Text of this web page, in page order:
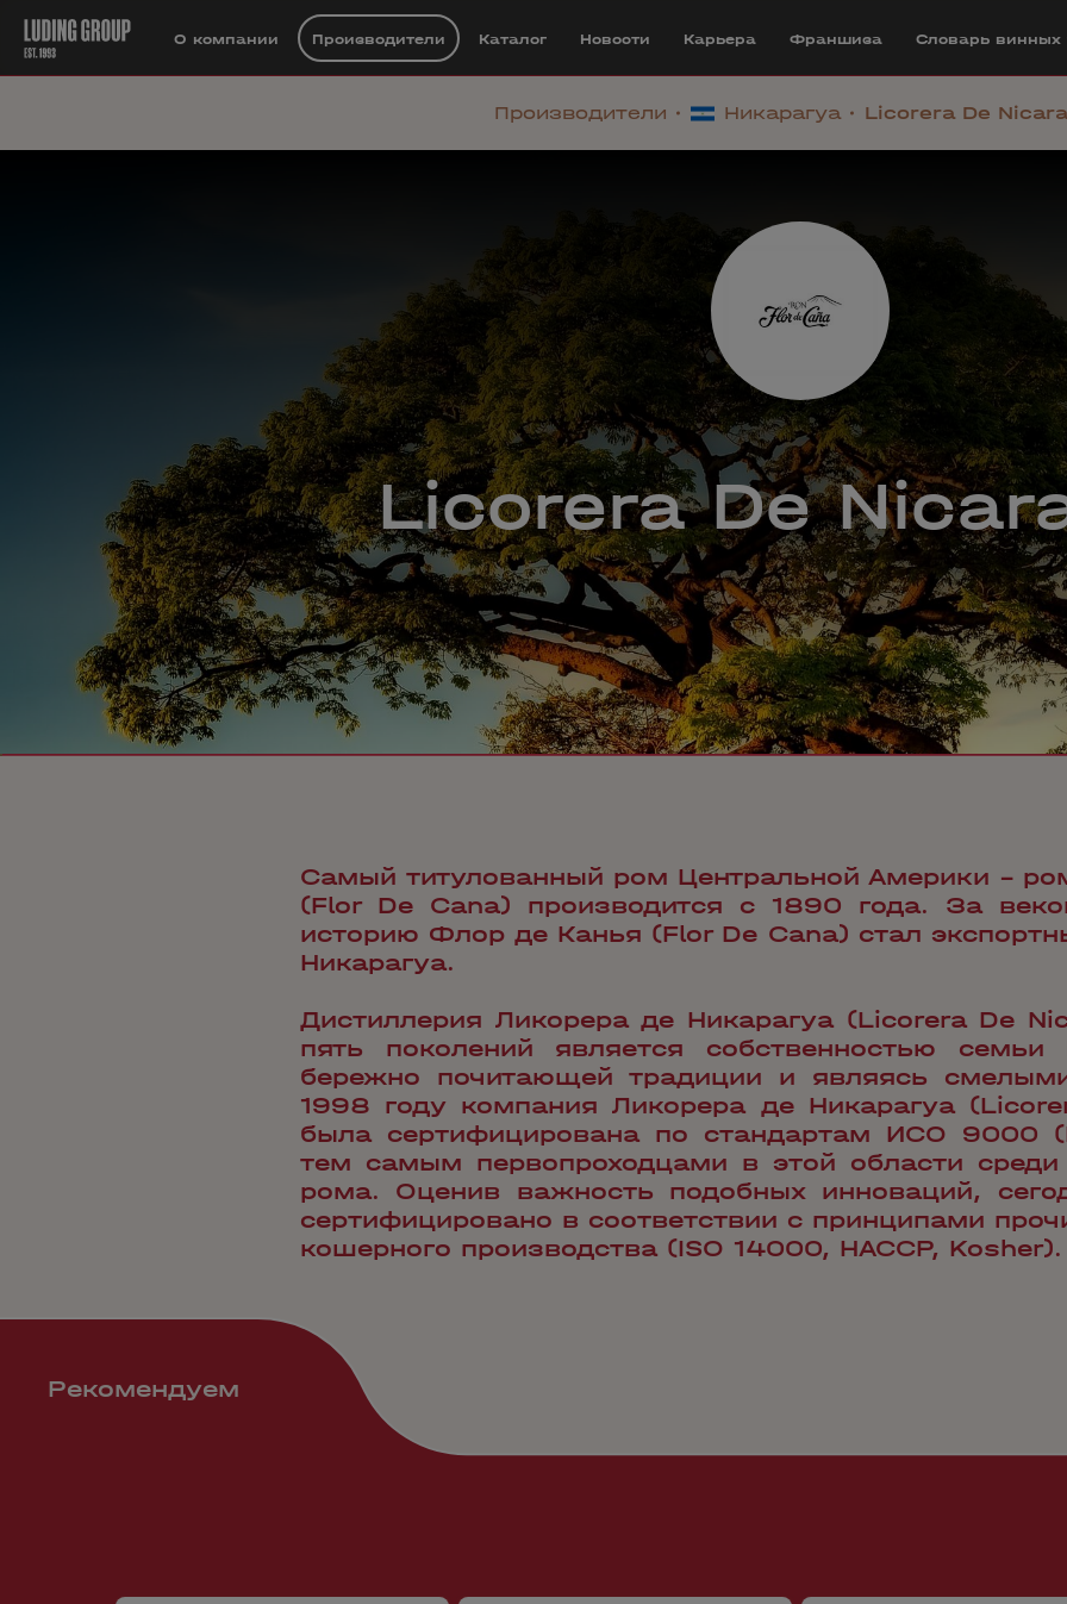
О компании Производители Каталог Новости Карьера Франшиза Cловарь винных
Производители Никарагуа Licorera De
Licorera De
Самый титулованный ром Центральной Америки –
(Flor De Cana) производится с 1890 года. За
историю Флор де Канья (Flor De Cana) стал
Никарагуа.
Дистиллерия Ликорера де Никарагуа (Licorera De
пять поколений является собственностью семьи
бережно почитающей традиции и являясь
1998 году компания Ликорера де Никарагуа
была сертифицирована по стандартам ИСО 9000
тем самым первопроходцами в этой области среди
рома. Оценив важность подобных инноваций,
сертифицировано в соответствии с принципами
кошерного производства (ISO 14000, HACCP, Kosher).
Рекомендуем